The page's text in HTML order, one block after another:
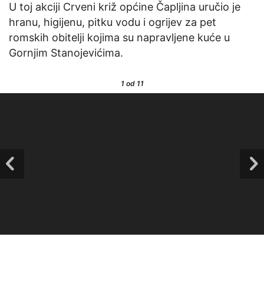
U toj akciji Crveni križ općine Čapljina uručio je
hranu, higijenu, pitku vodu i ogrijev za pet
romskih obitelji kojima su napravljene kuće u
Gornjim Stanojevićima.
1od 11